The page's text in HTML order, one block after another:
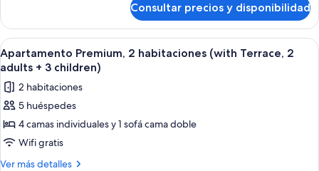
(2
adults
+
3
children)
clásico,
habitaciones,
balcón
adults
+
children)
Consultar precios y disponibilidad
Abrir
todas
las
fotos
de
Apartamento
Premium,
2
Caja fuerte, cortinas opacas, wifi
7
Apartamento Premium, 2 habitaciones (with Terrace, 2
adults + 3 children)
2 habitaciones
5 huéspedes
4 camas individuales y 1 sofá cama doble
Wifi gratis
Ver más detalles
Más